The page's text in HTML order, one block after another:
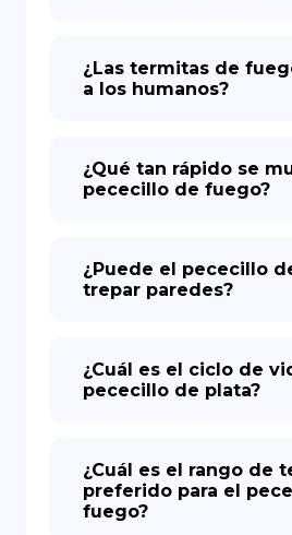
¿Las termitas de
a los humanos?
¿Qué tan rápido se
pececillo de fuego?
¿Puede el pececillo
trepar paredes?
¿Cuál es el ciclo de
pececillo de plata?
¿Cuál es el rango de
preferido para el
fuego?